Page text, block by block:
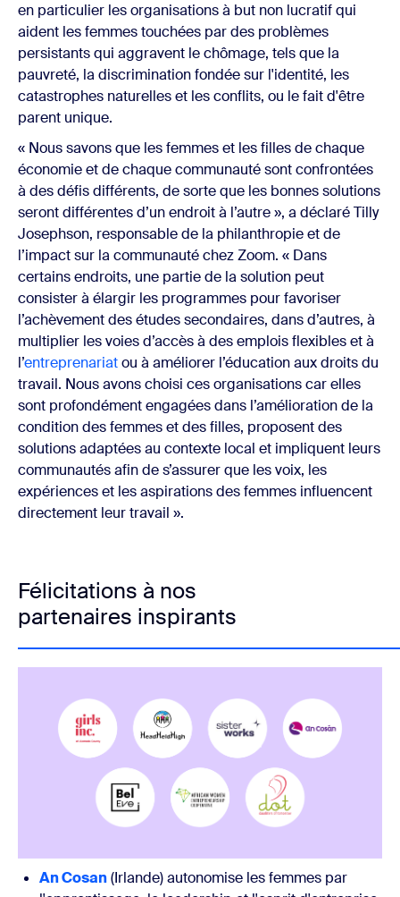
en particulier les organisations à but non lucratif qui
aident les femmes touchées par des problèmes
persistants qui aggravent le chômage, tels que la
pauvreté, la discrimination fondée sur l'identité, les
catastrophes naturelles et les conflits, ou le fait d'être
parent unique.
« Nous savons que les femmes et les filles de chaque
économie et de chaque communauté sont confrontées
à des défis différents, de sorte que les bonnes solutions
seront différentes d’un endroit à l’autre », a déclaré Tilly
Josephson, responsable de la philanthropie et de
l’impact sur la communauté chez Zoom. « Dans
certains endroits, une partie de la solution peut
consister à élargir les programmes pour favoriser
l’achèvement des études secondaires, dans d’autres, à
multiplier les voies d’accès à des emplois flexibles et à
l’entreprenariatou à améliorer l’éducation aux droits du
travail. Nous avons choisi ces organisations car elles
sont profondément engagées dans l’amélioration de la
condition des femmes et des filles, proposent des
solutions adaptées au contexte local et impliquent leurs
communautés afin de s’assurer que les voix, les
expériences et les aspirations des femmes influencent
directement leur travail ».
Félicitations à nos
partenaires inspirants
An Cosan(Irlande) autonomise les femmes par